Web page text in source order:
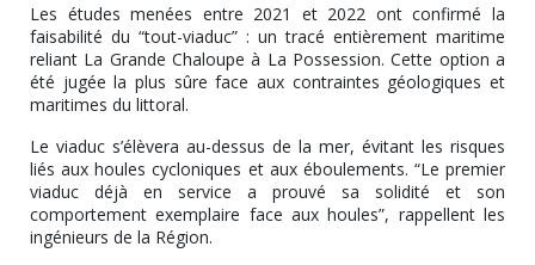
Les études menées entre 2021 et 2022 ont confirmé la
faisabilité du “tout-viaduc” : un tracé entièrement maritime
reliant La Grande Chaloupe à La Possession. Cette option a
été jugée la plus sûre face aux contraintes géologiques et
maritimes du littoral.
Le viaduc s’élèvera au-dessus de la mer, évitant les risques
liés aux houles cycloniques et aux éboulements. “Le premier
viaduc déjà en service a prouvé sa solidité et son
comportement exemplaire face aux houles”, rappellent les
ingénieurs de la Région.